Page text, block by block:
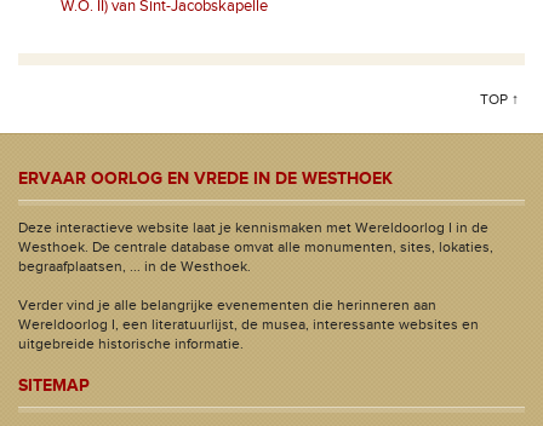
W.O. II) van Sint-Jacobskapelle
TOP ↑
ERVAAR OORLOG EN VREDE IN DE WESTHOEK
Deze interactieve website laat je kennismaken met Wereldoorlog I in de
Westhoek. De centrale database omvat alle monumenten, sites, lokaties,
begraafplaatsen, ... in de Westhoek.
Verder vind je alle belangrijke evenementen die herinneren aan
Wereldoorlog I, een literatuurlijst, de musea, interessante websites en
uitgebreide historische informatie.
SITEMAP